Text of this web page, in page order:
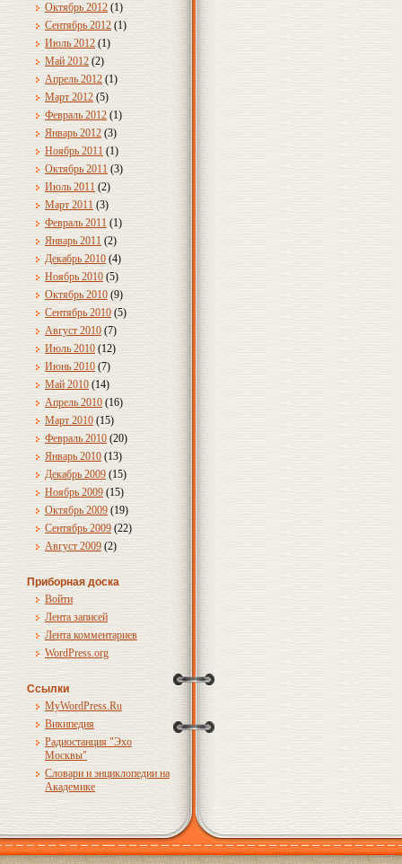
Октябрь 2012 (1)
Сентябрь 2012 (1)
Июль 2012 (1)
Май 2012 (2)
Апрель 2012 (1)
Март 2012 (5)
Февраль 2012 (1)
Январь 2012 (3)
Ноябрь 2011 (1)
Октябрь 2011 (3)
Июль 2011 (2)
Март 2011 (3)
Февраль 2011 (1)
Январь 2011 (2)
Декабрь 2010 (4)
Ноябрь 2010 (5)
Октябрь 2010 (9)
Сентябрь 2010 (5)
Август 2010 (7)
Июль 2010 (12)
Июнь 2010 (7)
Май 2010 (14)
Апрель 2010 (16)
Март 2010 (15)
Февраль 2010 (20)
Январь 2010 (13)
Декабрь 2009 (15)
Ноябрь 2009 (15)
Октябрь 2009 (19)
Сентябрь 2009 (22)
Август 2009 (2)
Приборная доска
Войти
Лента записей
Лента комментариев
WordPress.org
Ссылки
MyWordPress.Ru
Википедия
Радиостанция "Эхо
Москвы"
Словари и энциклопедии на
Академике